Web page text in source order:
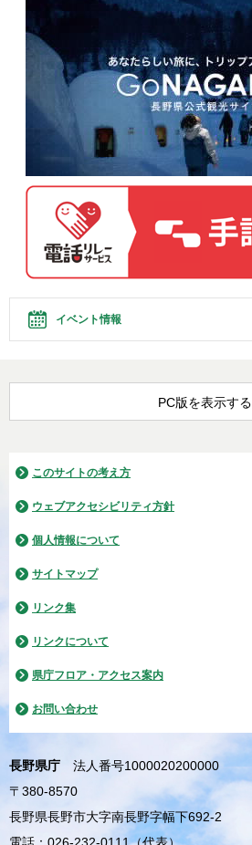
イベント情報
PC版を表示する
このサイトの考え方
ウェブアクセシビリティ方針
個人情報について
サイトマップ
リンク集
リンクについて
県庁フロア・アクセス案内
お問い合わせ
長野県庁
法人番号1000020200000
〒380-8570
長野県長野市大字南長野字幅下692-2
電話：026-232-0111（代表）